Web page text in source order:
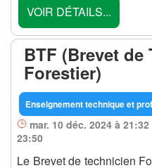
VOIR DÉTAILS...
BTF (Brevet de
Forestier)
Enseignement technique et
mar. 10 déc. 2024 à
23:50
Le Brevet de technicien